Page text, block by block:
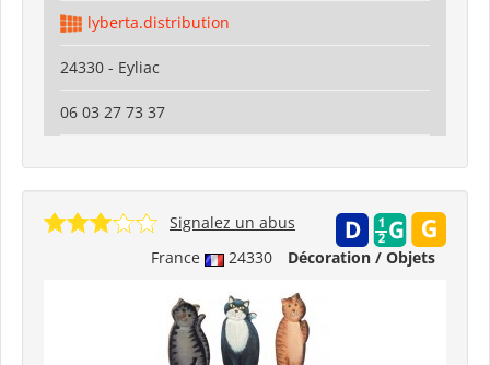
lyberta.distribution
24330 - Eyliac
06 03 27 73 37
France 24330 Décoration / Objets
Signalez un abus